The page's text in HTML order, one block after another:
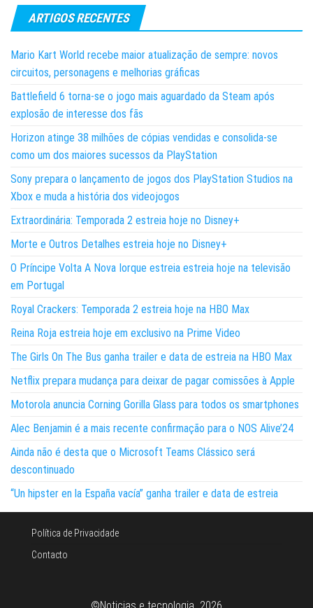
ARTIGOS RECENTES
Mario Kart World recebe maior atualização de sempre: novos
circuitos, personagens e melhorias gráficas
Battlefield 6 torna-se o jogo mais aguardado da Steam após
explosão de interesse dos fãs
Horizon atinge 38 milhões de cópias vendidas e consolida-se
como um dos maiores sucessos da PlayStation
Sony prepara o lançamento de jogos dos PlayStation Studios na
Xbox e muda a história dos videojogos
Extraordinária: Temporada 2 estreia hoje no Disney+
Morte e Outros Detalhes estreia hoje no Disney+
O Príncipe Volta A Nova Iorque estreia estreia hoje na televisão
em Portugal
Royal Crackers: Temporada 2 estreia hoje na HBO Max
Reina Roja estreia hoje em exclusivo na Prime Video
The Girls On The Bus ganha trailer e data de estreia na HBO Max
Netflix prepara mudança para deixar de pagar comissões à Apple
Motorola anuncia Corning Gorilla Glass para todos os smartphones
Alec Benjamin é a mais recente confirmação para o NOS Alive’24
Ainda não é desta que o Microsoft Teams Clássico será
descontinuado
“Un hipster en la España vacía” ganha trailer e data de estreia
Política de Privacidade
Contacto